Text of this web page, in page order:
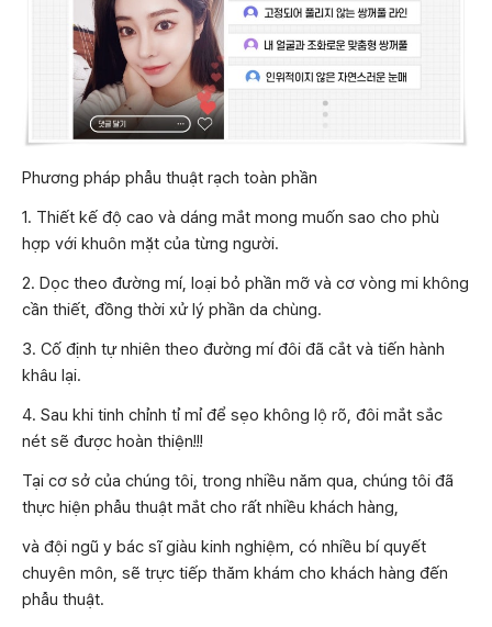
Phương pháp phẫu thuật rạch toàn phần
1. Thiết kế độ cao và dáng mắt mong muốn sao cho phù
hợp với khuôn mặt của từng người.
2. Dọc theo đường mí, loại bỏ phần mỡ và cơ vòng mi không
cần thiết, đồng thời xử lý phần da chùng.
3. Cố định tự nhiên theo đường mí đôi đã cắt và tiến hành
khâu lại.
4. Sau khi tinh chỉnh tỉ mỉ để sẹo không lộ rõ, đôi mắt sắc
nét sẽ được hoàn thiện!!!
Tại cơ sở của chúng tôi, trong nhiều năm qua, chúng tôi đã
thực hiện phẫu thuật mắt cho rất nhiều khách hàng,
và đội ngũ y bác sĩ giàu kinh nghiệm, có nhiều bí quyết
chuyên môn, sẽ trực tiếp thăm khám cho khách hàng đến
phẫu thuật.